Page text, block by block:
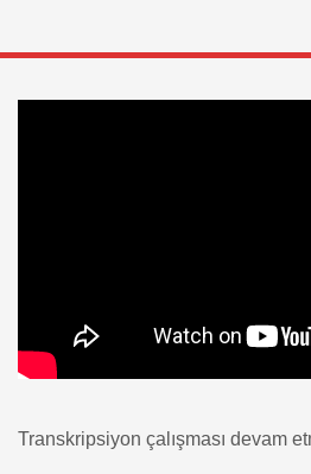
Transkripsiyon çalışması devam